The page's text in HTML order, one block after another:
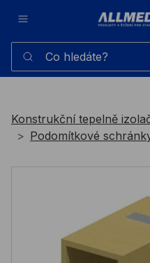
Co hledáte?
Konstrukční tepelně
Podomítkové